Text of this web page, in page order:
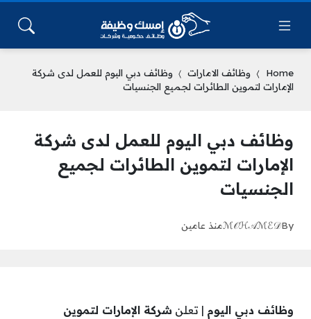
Home وظائف الامارات
وظائف دبي اليوم للعمل لدى شركة
الإمارات لتموين الطائرات لجميع الجنسيات
وظائف دبي اليوم للعمل لدى شركة
الإمارات لتموين الطائرات لجميع
الجنسيات
By
ℳ𝒪ℋ𝒜ℳℰ𝒟منذ عامين
وظائف دبي اليوم | تعلن شركة الإمارات لتموين